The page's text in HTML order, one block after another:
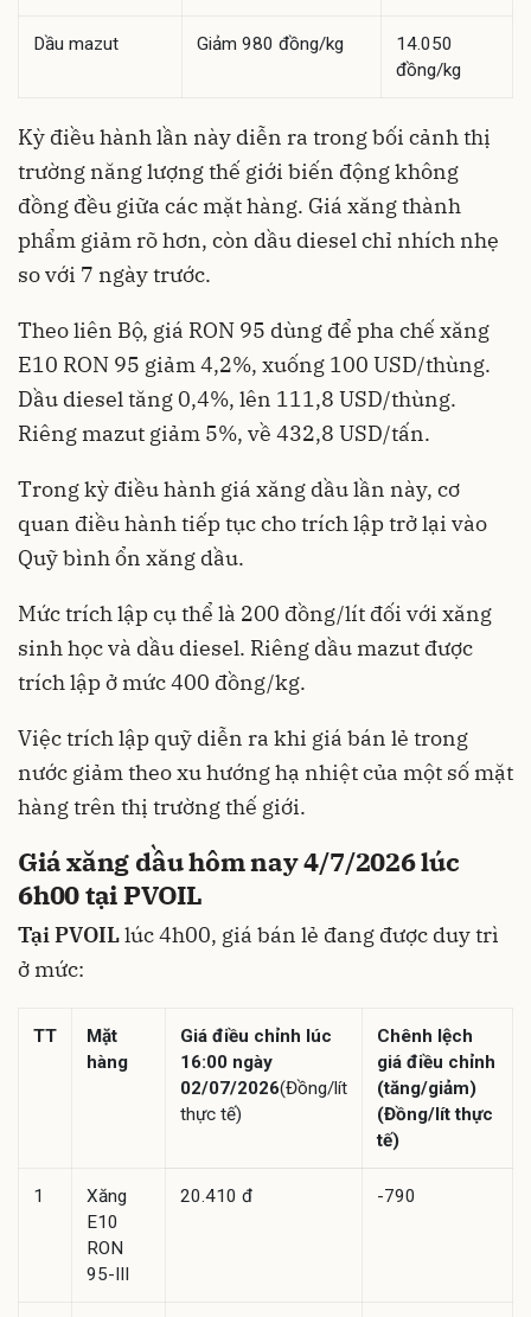
Dầu mazut Giảm 980 đồng/kg
14.050
đồng/kg
Kỳ điều hành lần này diễn ra trong bối cảnh thị
trường năng lượng thế giới biến động không
đồng đều giữa các mặt hàng. Giá xăng thành
phẩm giảm rõ hơn, còn dầu diesel chỉ nhích nhẹ
so với 7 ngày trước.
Theo liên Bộ, giá RON 95 dùng để pha chế xăng
E10 RON 95 giảm 4,2%, xuống 100 USD/thùng.
Dầu diesel tăng 0,4%, lên 111,8 USD/thùng.
Riêng mazut giảm 5%, về 432,8 USD/tấn.
Trong kỳ điều hành giá xăng dầu lần này, cơ
quan điều hành tiếp tục cho trích lập trở lại vào
Quỹ bình ổn xăng dầu.
Mức trích lập cụ thể là 200 đồng/lít đối với xăng
sinh học và dầu diesel. Riêng dầu mazut được
trích lập ở mức 400 đồng/kg.
Việc trích lập quỹ diễn ra khi giá bán lẻ trong
nước giảm theo xu hướng hạ nhiệt của một số mặt
hàng trên thị trường thế giới.
Giá xăng dầu hôm nay 4/7/2026 lúc
6h00 tại PVOIL
Tại PVOILlúc 4h00, giá bán lẻ đang được duy trì
ở mức:
TT
Mặt
hàng
Giá điều chỉnh lúc
16:00 ngày
02/07/2026(Đồng/lít
thực tế)
Chênh lệch
giá điều chỉnh
(tăng/giảm)
(Đồng/lít thực
tế)
1
Xăng
E10
RON
95-III
20.410 đ -790